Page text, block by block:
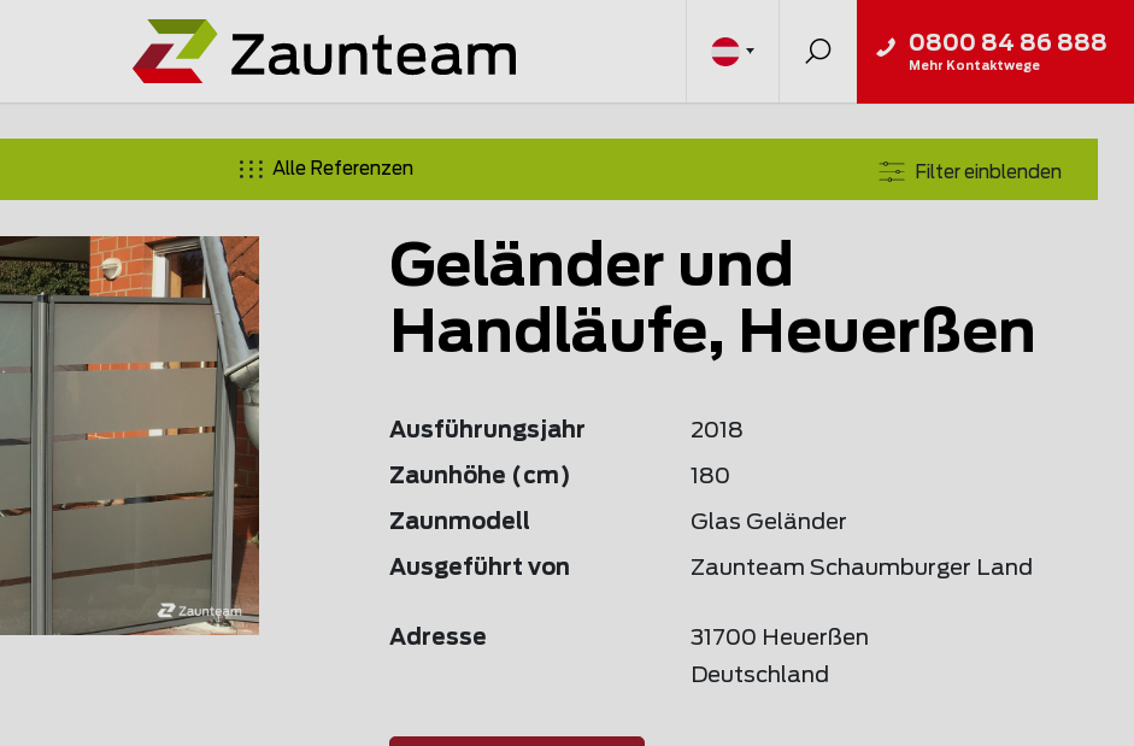
0800 84 86 888
Mehr Kontaktwege
Alle Referenzen Filter einblenden
Geländer und
Handläufe, Heuerßen
Ausführungsjahr 2018
Zaunhöhe (cm) 180
Zaunmodell Glas Geländer
Ausgeführt von Zaunteam Schaumburger Land
Adresse
31700 Heuerßen
Deutschland